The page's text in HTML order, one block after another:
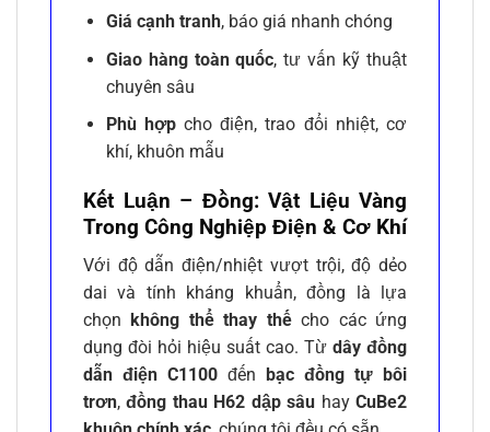
Giá cạnh tranh, báo giá nhanh chóng
Giao hàng toàn quốc, tư vấn kỹ thuật
chuyên sâu
Phù hợpcho điện, trao đổi nhiệt, cơ
khí, khuôn mẫu
Kết Luận – Đồng: Vật Liệu Vàng
Trong Công Nghiệp Điện & Cơ Khí
Với độ dẫn điện/nhiệt vượt trội, độ dẻo
dai và tính kháng khuẩn, đồng là lựa
chọnkhông thể thay thếcho các ứng
dụng đòi hỏi hiệu suất cao. Từ dây đồng
dẫn điện C1100 đến bạc đồng tự bôi
trơn,đồng thau H62 dập sâu hayCuBe2